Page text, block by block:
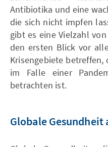
Antibiotika und eine
die sich nicht impfen
gibt es eine Vielzahl
den ersten Blick vor
Krisengebiete
im Falle einer
betrachten ist.
Globale